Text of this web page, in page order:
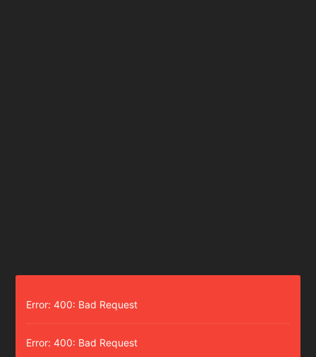
Error: 400: Bad Request
Error: 400: Bad Request